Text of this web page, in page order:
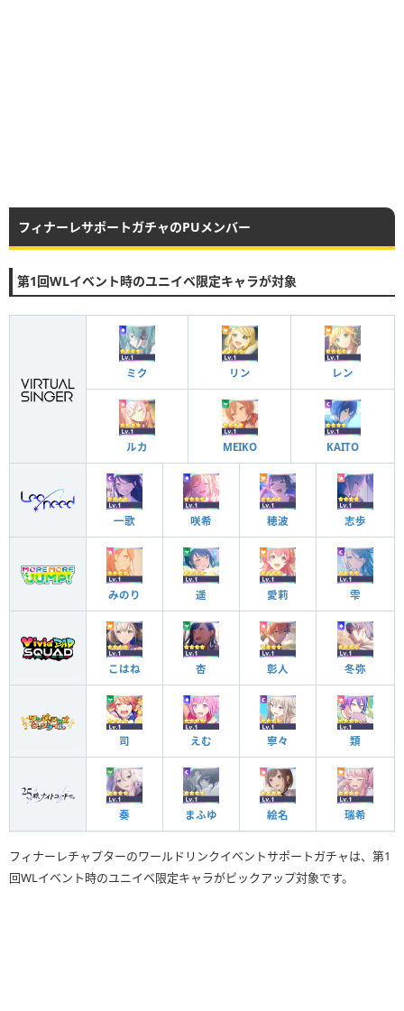
フィナーレサポートガチャのPUメンバー
第1回WLイベント時のユニイベ限定キャラが対象
ミク リン レン
ルカ MEIKO KAITO
一歌 咲希 穂波 志歩
みのり 遥 愛莉 雫
こはね 杏 彰人 冬弥
司 えむ 寧々 類
奏 まふゆ 絵名 瑞希
フィナーレチャプターのワールドリンクイベントサポートガチャは、第1
回WLイベント時のユニイベ限定キャラがピックアップ対象です。